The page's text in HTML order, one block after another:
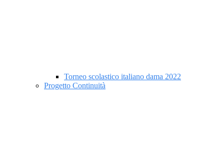
Torneo scolastico italiano dama 2022
Progetto Continuità